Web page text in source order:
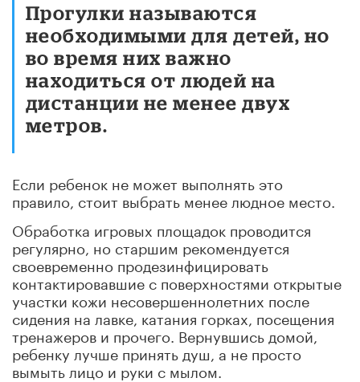
Прогулки называются
необходимыми для детей, но
во время них важно
находиться от людей на
дистанции не менее двух
метров.
Если ребенок не может выполнять это
правило, стоит выбрать менее людное место.
Обработка игровых площадок проводится
регулярно, но старшим рекомендуется
своевременно продезинфицировать
контактировавшие с поверхностями открытые
участки кожи несовершеннолетних после
сидения на лавке, катания горках, посещения
тренажеров и прочего. Вернувшись домой,
ребенку лучше принять душ, а не просто
вымыть лицо и руки с мылом.